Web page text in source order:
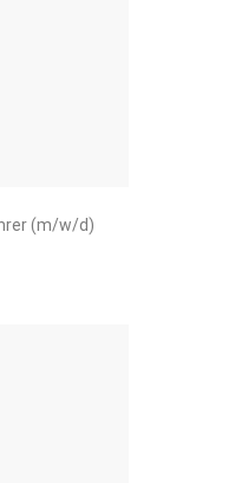
(m/w/d)